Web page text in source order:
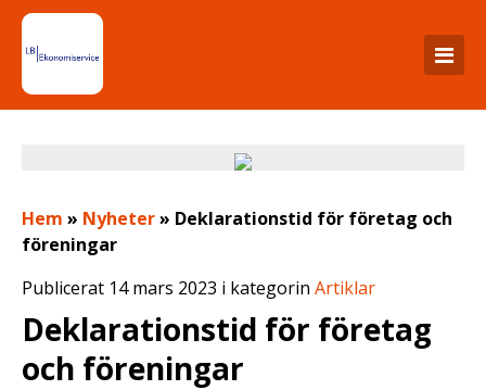
Hem » Nyheter» Deklarationstid för företag och
föreningar
Publicerat 14 mars 2023 i kategorin Artiklar
Deklarationstid för företag
och föreningar